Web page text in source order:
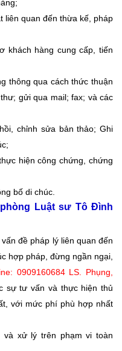
quan đến thừa kế, pháp
hàng cung cấp, tiến
qua cách thức thuận
gửi qua mail; fax; và các
chỉnh sửa bản thảo; Ghi
hiện công chứng, chứng
bố di chúc.
Luật sư Tô Đình
đề pháp lý liên quan đến
hợp pháp, đừng ngần ngại,
0909160684 LS. Phụng,
sự tư vấn và thực hiện thủ
với mức phí phù hợp nhất
và xử lý trên phạm vi toàn